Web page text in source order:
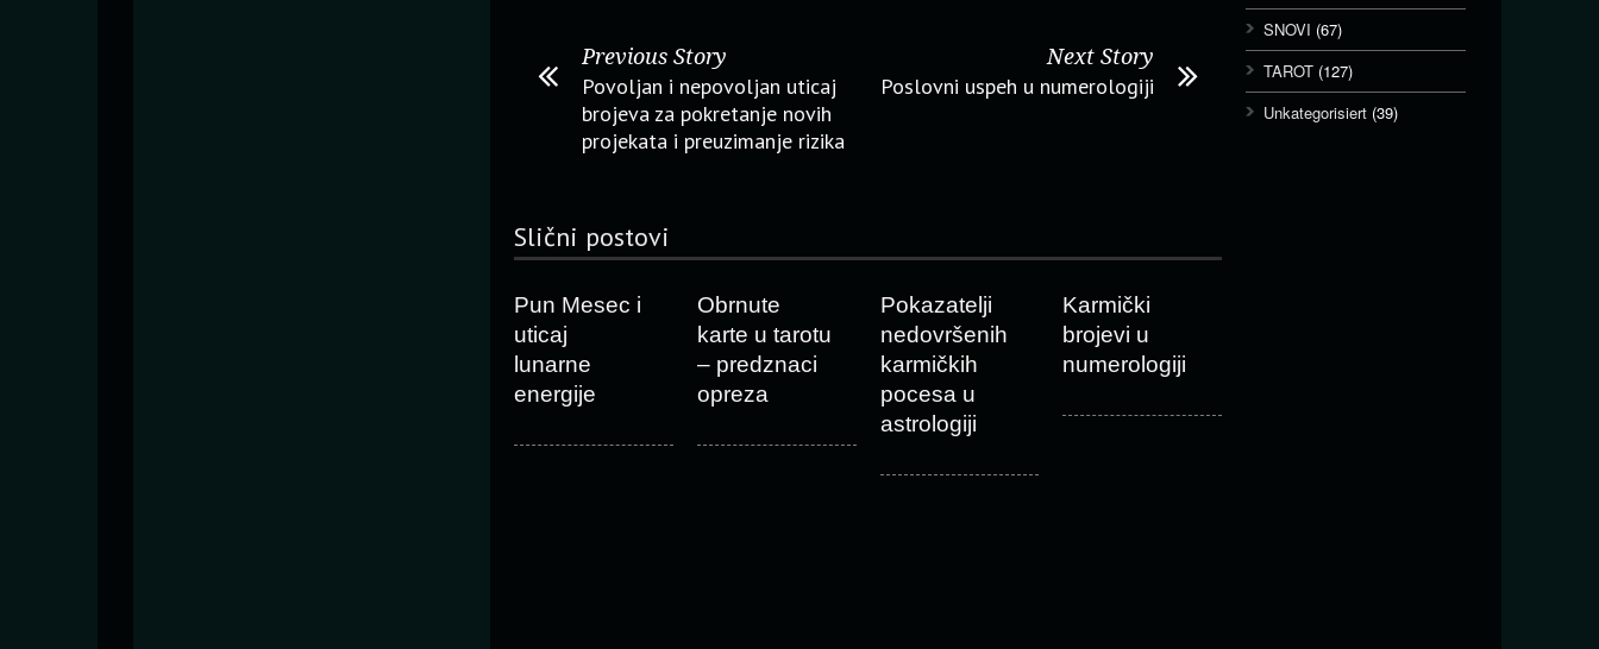
Previous Story
Povoljan i nepovoljan uticaj
brojeva za pokretanje novih
projekata i preuzimanje rizika
Next Story
Poslovni uspeh u numerologiji
Slični postovi
Pun Mesec i
uticaj
lunarne
energije
Obrnute
karte u tarotu
– predznaci
opreza
Pokazatelji
nedovršenih
karmičkih
pocesa u
astrologiji
Karmički
brojevi u
numerologiji
SNOVI (67)
TAROT (127)
Unkategorisiert (39)